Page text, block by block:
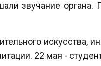
звучание органа.
искусства,
22 мая -